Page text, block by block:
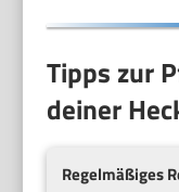
Tipps zur
deiner
Regelmäßiges